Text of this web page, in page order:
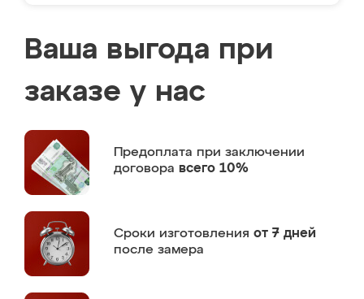
Ваша выгода при
заказе у нас
Предоплата при заключении
договора всего 10%
Сроки изготовления от 7 дней
после замера